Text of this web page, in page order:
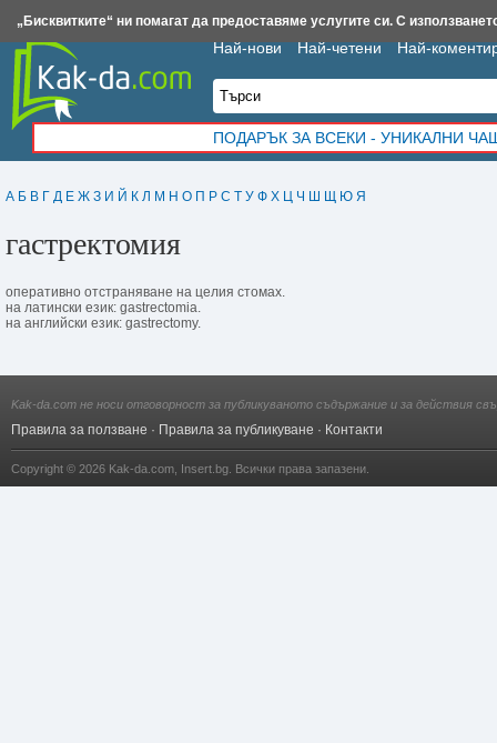
А Б В Г Д Е Ж З И Й К Л М Н О П Р С Т У Ф Х Ц Ч Ш Щ Ю Я
гастректомия
оператив­но отстраняване на целия стомах.
на латински език: gastrectomia.
на английски език: gastrectomy.
Най-нови Най-четени Най-
ПОДАРЪК ЗА ВСЕКИ - УНИКАЛНИ
Insert.bg Framar.bg Kak-da.com Iztochnik.com BauBau.bg NewAge.bg
Kak-da.com не носи отговорност за публикуваното съдържание и за действия
Правила за ползване · Правила за публикуване · Контакти
Copyright © 2026 Kak-da.com Insert.bg . Всички права запазени.
„Бисквитките“ ни помагат да предоставяме услугите си. С